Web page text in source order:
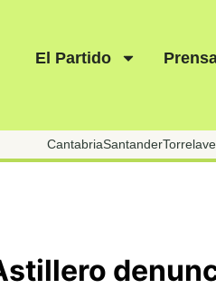
El Partido
CantabriaSantander